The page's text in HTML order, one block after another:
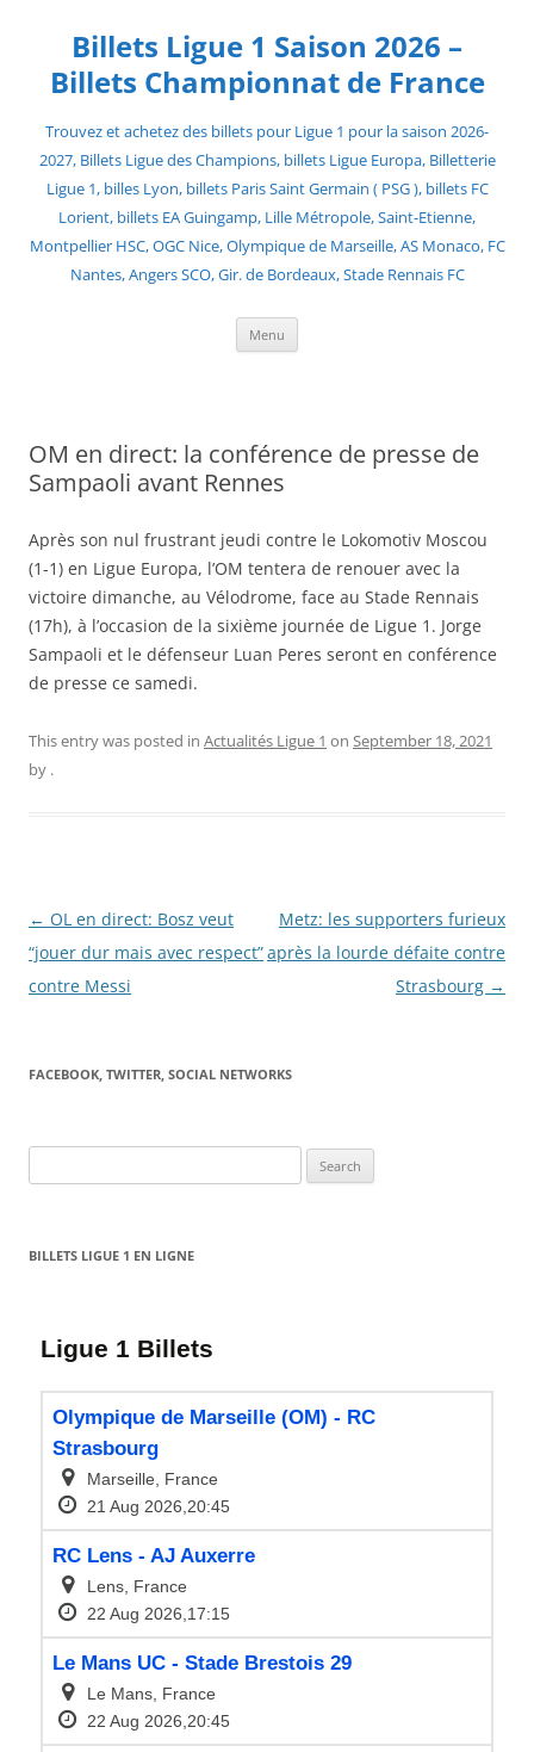
contentBillets Ligue 1 Saison 2026 –
Billets Championnat de France
Trouvez et achetez des billets pour Ligue 1 pour la saison 2026-
2027, Billets Ligue des Champions, billets Ligue Europa, Billetterie
Ligue 1, billes Lyon, billets Paris Saint Germain ( PSG ), billets FC
Lorient, billets EA Guingamp, Lille Métropole, Saint-Etienne,
Montpellier HSC, OGC Nice, Olympique de Marseille, AS Monaco, FC
Nantes, Angers SCO, Gir. de Bordeaux, Stade Rennais FC
Menu
OM en direct: la conférence de presse de
Sampaoli avant Rennes
Après son nul frustrant jeudi contre le Lokomotiv Moscou
(1-1) en Ligue Europa, l’OM tentera de renouer avec la
victoire dimanche, au Vélodrome, face au Stade Rennais
(17h), à l’occasion de la sixième journée de Ligue 1. Jorge
Sampaoli et le défenseur Luan Peres seront en conférence
de presse ce samedi.
This entry was posted in Actualités Ligue 1 on September 18, 2021
by .
Post
navigation
← OL en direct: Bosz veut
“jouer dur mais avec respect”
contre Messi
Metz: les supporters furieux
après la lourde défaite contre
Strasbourg →
FACEBOOK, TWITTER, SOCIAL NETWORKS
for:
BILLETS LIGUE 1 EN LIGNE